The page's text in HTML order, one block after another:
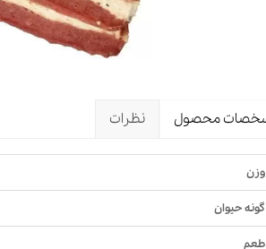
محصول نظرات
وزن
گونه حیوان
طعم